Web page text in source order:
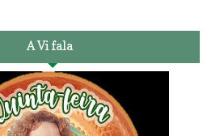
A Vi fala